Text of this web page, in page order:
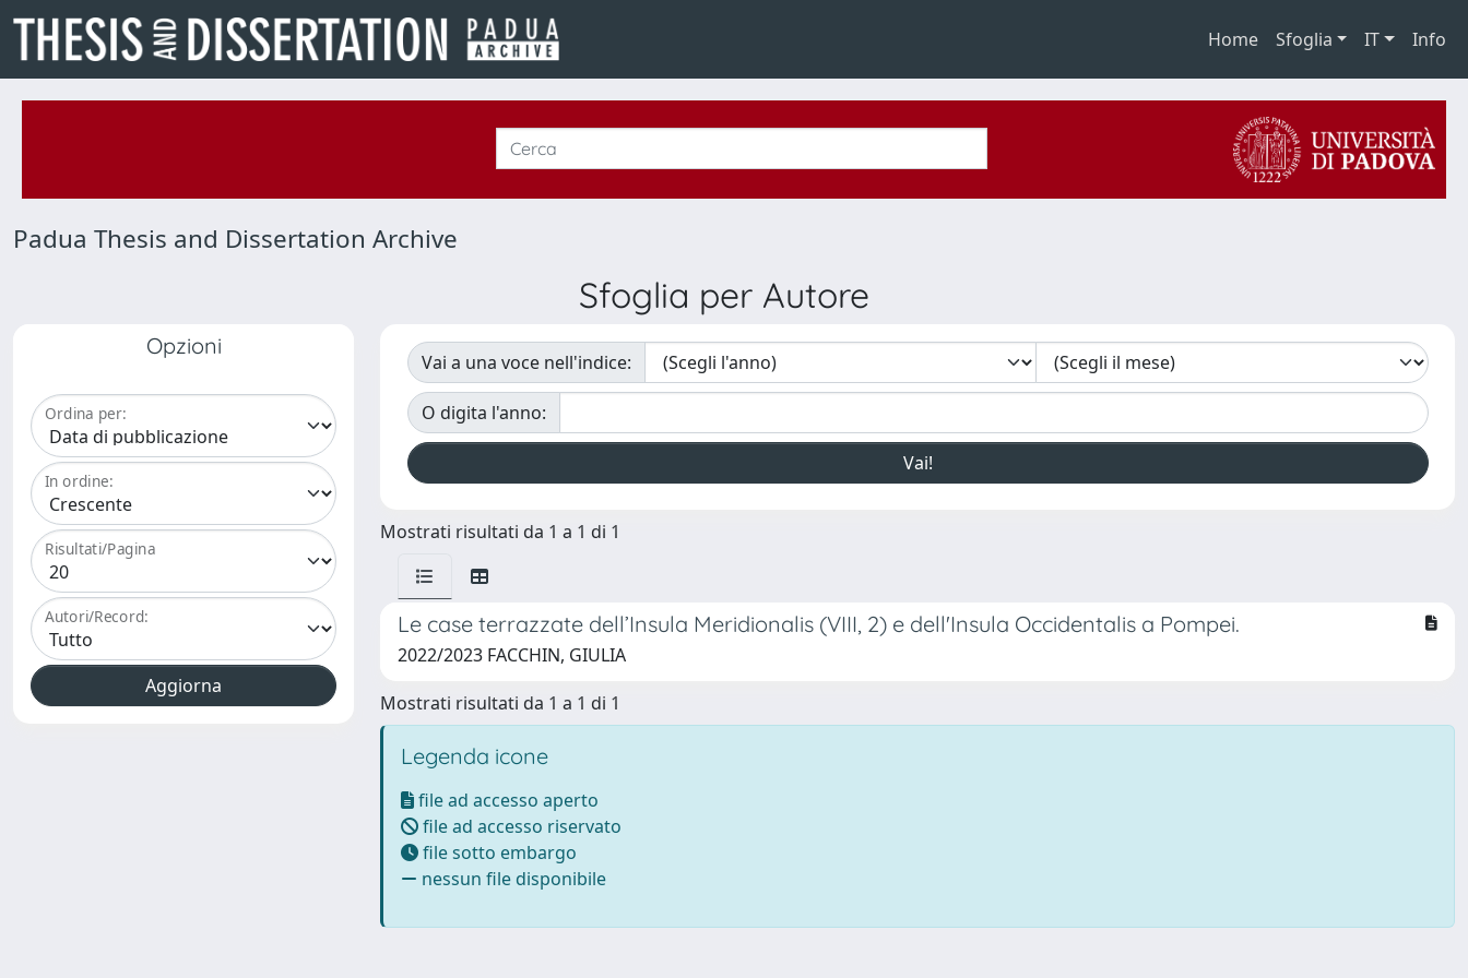
Home Sfoglia IT Info
Padua Thesis and Dissertation Archive
Sfoglia per Autore
Opzioni
Ordina per:
In ordine:
Risultati/Pagina
Autori/Record:
Vai a una voce nell'indice:
O digita l'anno:
Mostrati risultati da 1 a 1 di 1
Le case terrazzate dell’Insula Meridionalis (VIII, 2) e dell'Insula Occidentalis a Pompei.
2022/2023 FACCHIN, GIULIA
Mostrati risultati da 1 a 1 di 1
Legenda icone
file ad accesso aperto
file ad accesso riservato
file sotto embargo
nessun file disponibile